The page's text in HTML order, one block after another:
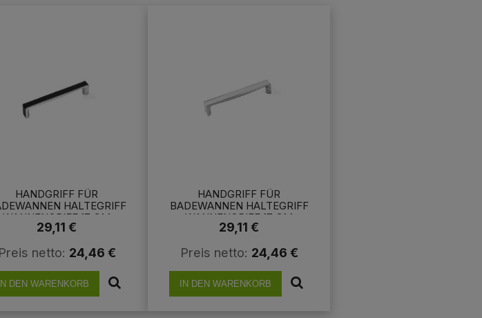
HANDGRIFF FÜR
HALTEGRIFF
WANNENGRIFF 17 CM
VERCHROMT SCHWARZ
29,11 €
Preis netto: 24,46 €
IN DEN WARENKORB
HANDGRIFF FÜR
BADEWANNEN HALTEGRIFF
WANNENGRIFF 17 CM
VERCHROMT WEISS ECKIG
29,11 €
Preis netto: 24,46 €
IN DEN WARENKORB